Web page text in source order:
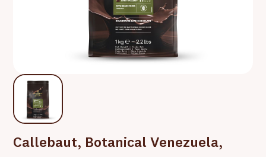
Callebaut, Botanical Venezuela,